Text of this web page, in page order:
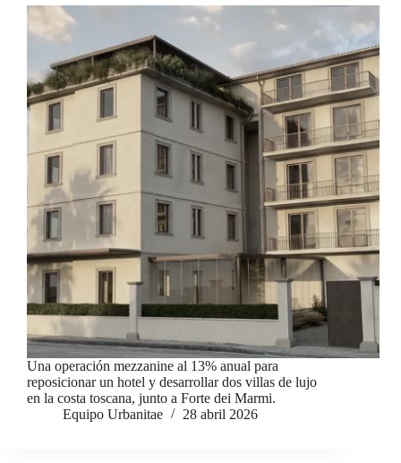
Una operación mezzanine al 13% anual para
reposicionar un hotel y desarrollar dos villas de lujo
en la costa toscana, junto a Forte dei Marmi.
Equipo Urbanitae
28 abril 2026